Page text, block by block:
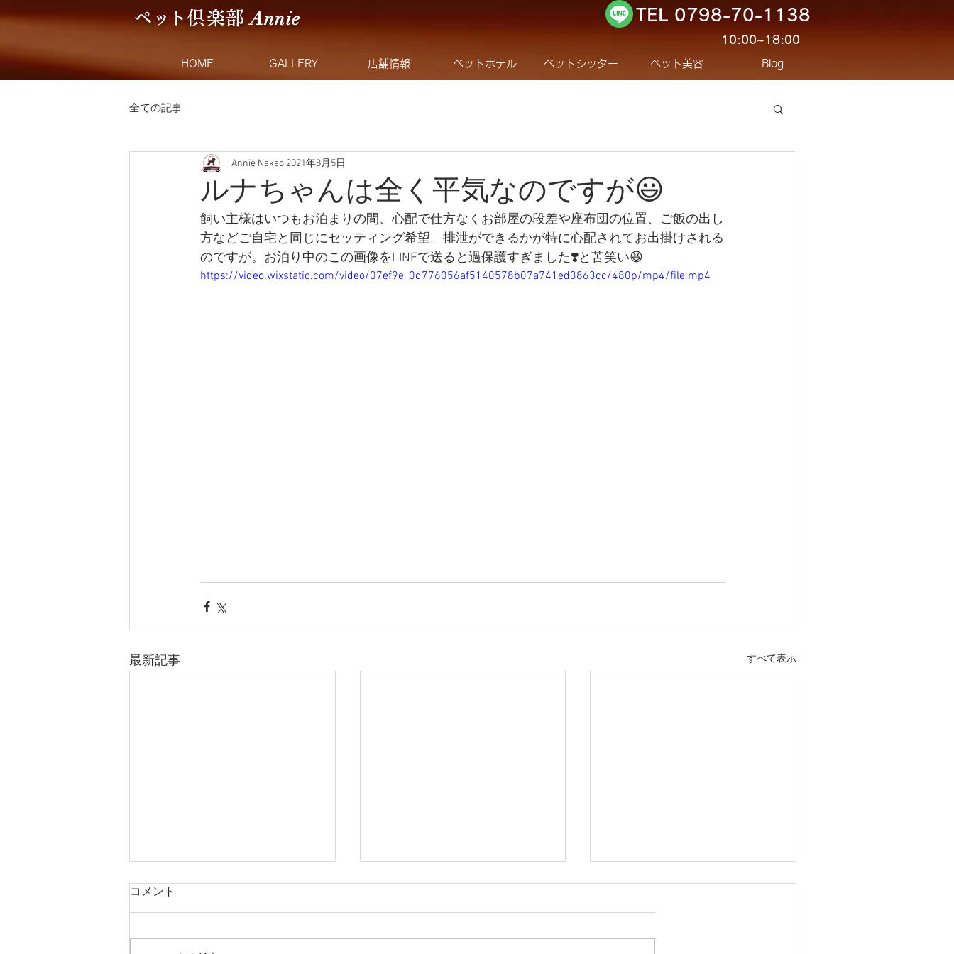
ペッ ト倶楽部 Annie TEL 0798-70-1138
10:00~18:00
HOME GALLERY 店舗情報 ペットホテル ペットシッター ペット美容 Blog
全ての記事
ルナちゃんは全く平気なのですが😃
Annie Nakao 2021年8月5日
飼い主様はいつもお泊まりの間、心配で仕方なくお部屋の段差や座布団の位置、ご飯の出し
方などご自宅と同じにセッティング希望。排泄ができるかが特に心配されてお出掛けされる
のですが。お泊り中のこの画像をLINEで送ると過保護すぎました❣️と苦笑い😆
https://video.wixstatic.com/video/07ef9e_0d776056af5140578b07a741ed3863cc/480p/mp4/file.mp4
最新記事 すべて表示
コメント